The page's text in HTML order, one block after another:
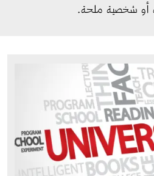
أو شخصية ملحة.